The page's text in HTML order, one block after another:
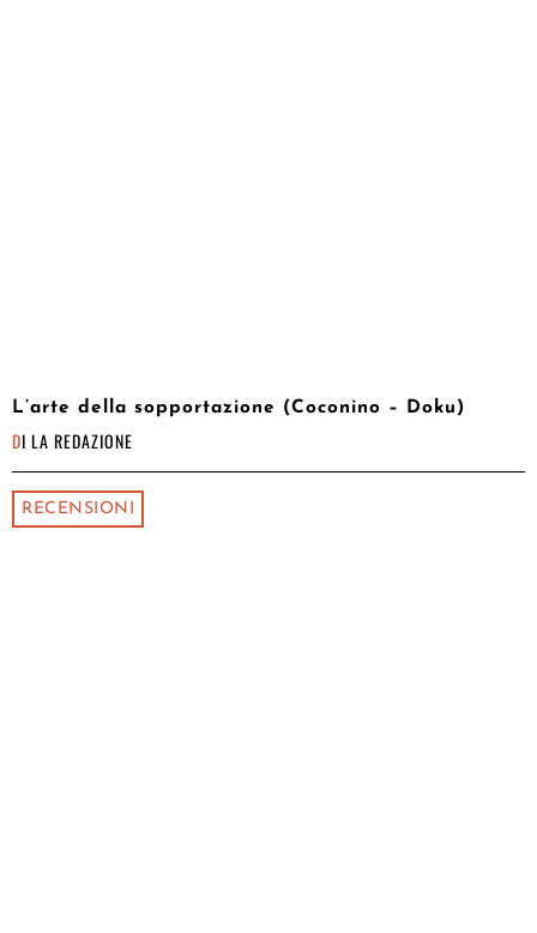
L’arte della sopportazione (Coconino – Doku)
DI LA REDAZIONE
RECENSIONI